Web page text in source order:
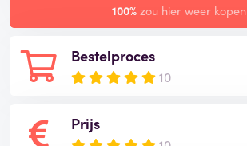
Bestelproces
10
Prijs
100% zou hier weer kopen